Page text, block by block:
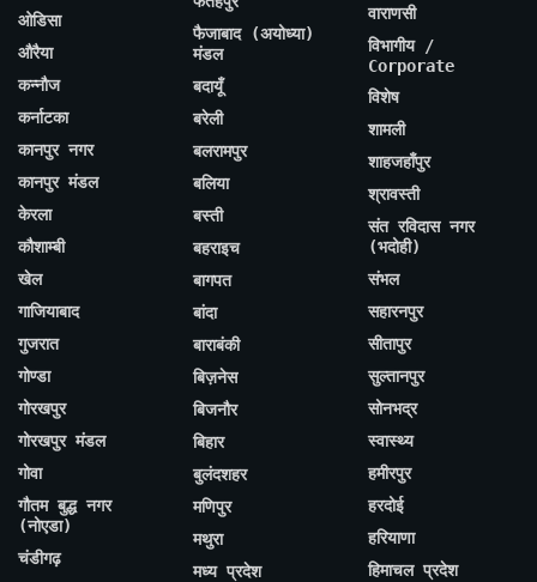
ओडिसा
औरैया
कन्नौज
कर्नाटका
कानपुर नगर
कानपुर मंडल
केरला
कौशाम्बी
खेल
गाजियाबाद
गुजरात
गोण्डा
गोरखपुर
गोरखपुर मंडल
गोवा
गौतम बुद्ध नगर
(नोएडा)
चंडीगढ़
फैजाबाद (अयोध्या)
मंडल
बदायूँ
बरेली
बलरामपुर
बलिया
बस्ती
बहराइच
बागपत
बांदा
बाराबंकी
बिज़नेस
बिजनौर
बिहार
बुलंदशहर
मणिपुर
मथुरा
मध्य प्रदेश
वाराणसी
विभागीय /
Corporate
विशेष
शामली
शाहजहाँपुर
श्रावस्ती
संत रविदास नगर
(भदोही)
संभल
सहारनपुर
सीतापुर
सुल्तानपुर
सोनभद्र
स्वास्थ्य
हमीरपुर
हरदोई
हरियाणा
हिमाचल प्रदेश